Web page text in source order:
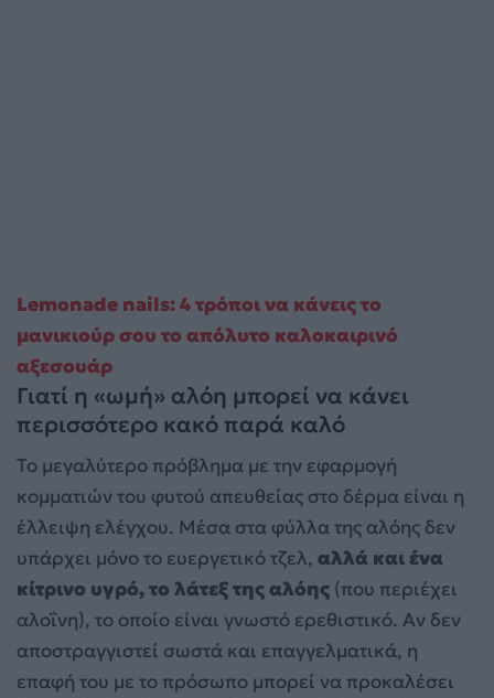
Lemonade nails: 4 τρόποι να κάνεις το
μανικιούρ σου το απόλυτο καλοκαιρινό
αξεσουάρ
Γιατί η «ωμή» αλόη μπορεί να κάνει
περισσότερο κακό παρά καλό
Το μεγαλύτερο πρόβλημα με την εφαρμογή
κομματιών του φυτού απευθείας στο δέρμα είναι η
έλλειψη ελέγχου. Μέσα στα φύλλα της αλόης δεν
υπάρχει μόνο το ευεργετικό τζελ, αλλά και ένα
κίτρινο υγρό, το λάτεξ της αλόης (που περιέχει
αλοΐνη), το οποίο είναι γνωστό ερεθιστικό. Αν δεν
αποστραγγιστεί σωστά και επαγγελματικά, η
επαφή του με το πρόσωπο μπορεί να προκαλέσει